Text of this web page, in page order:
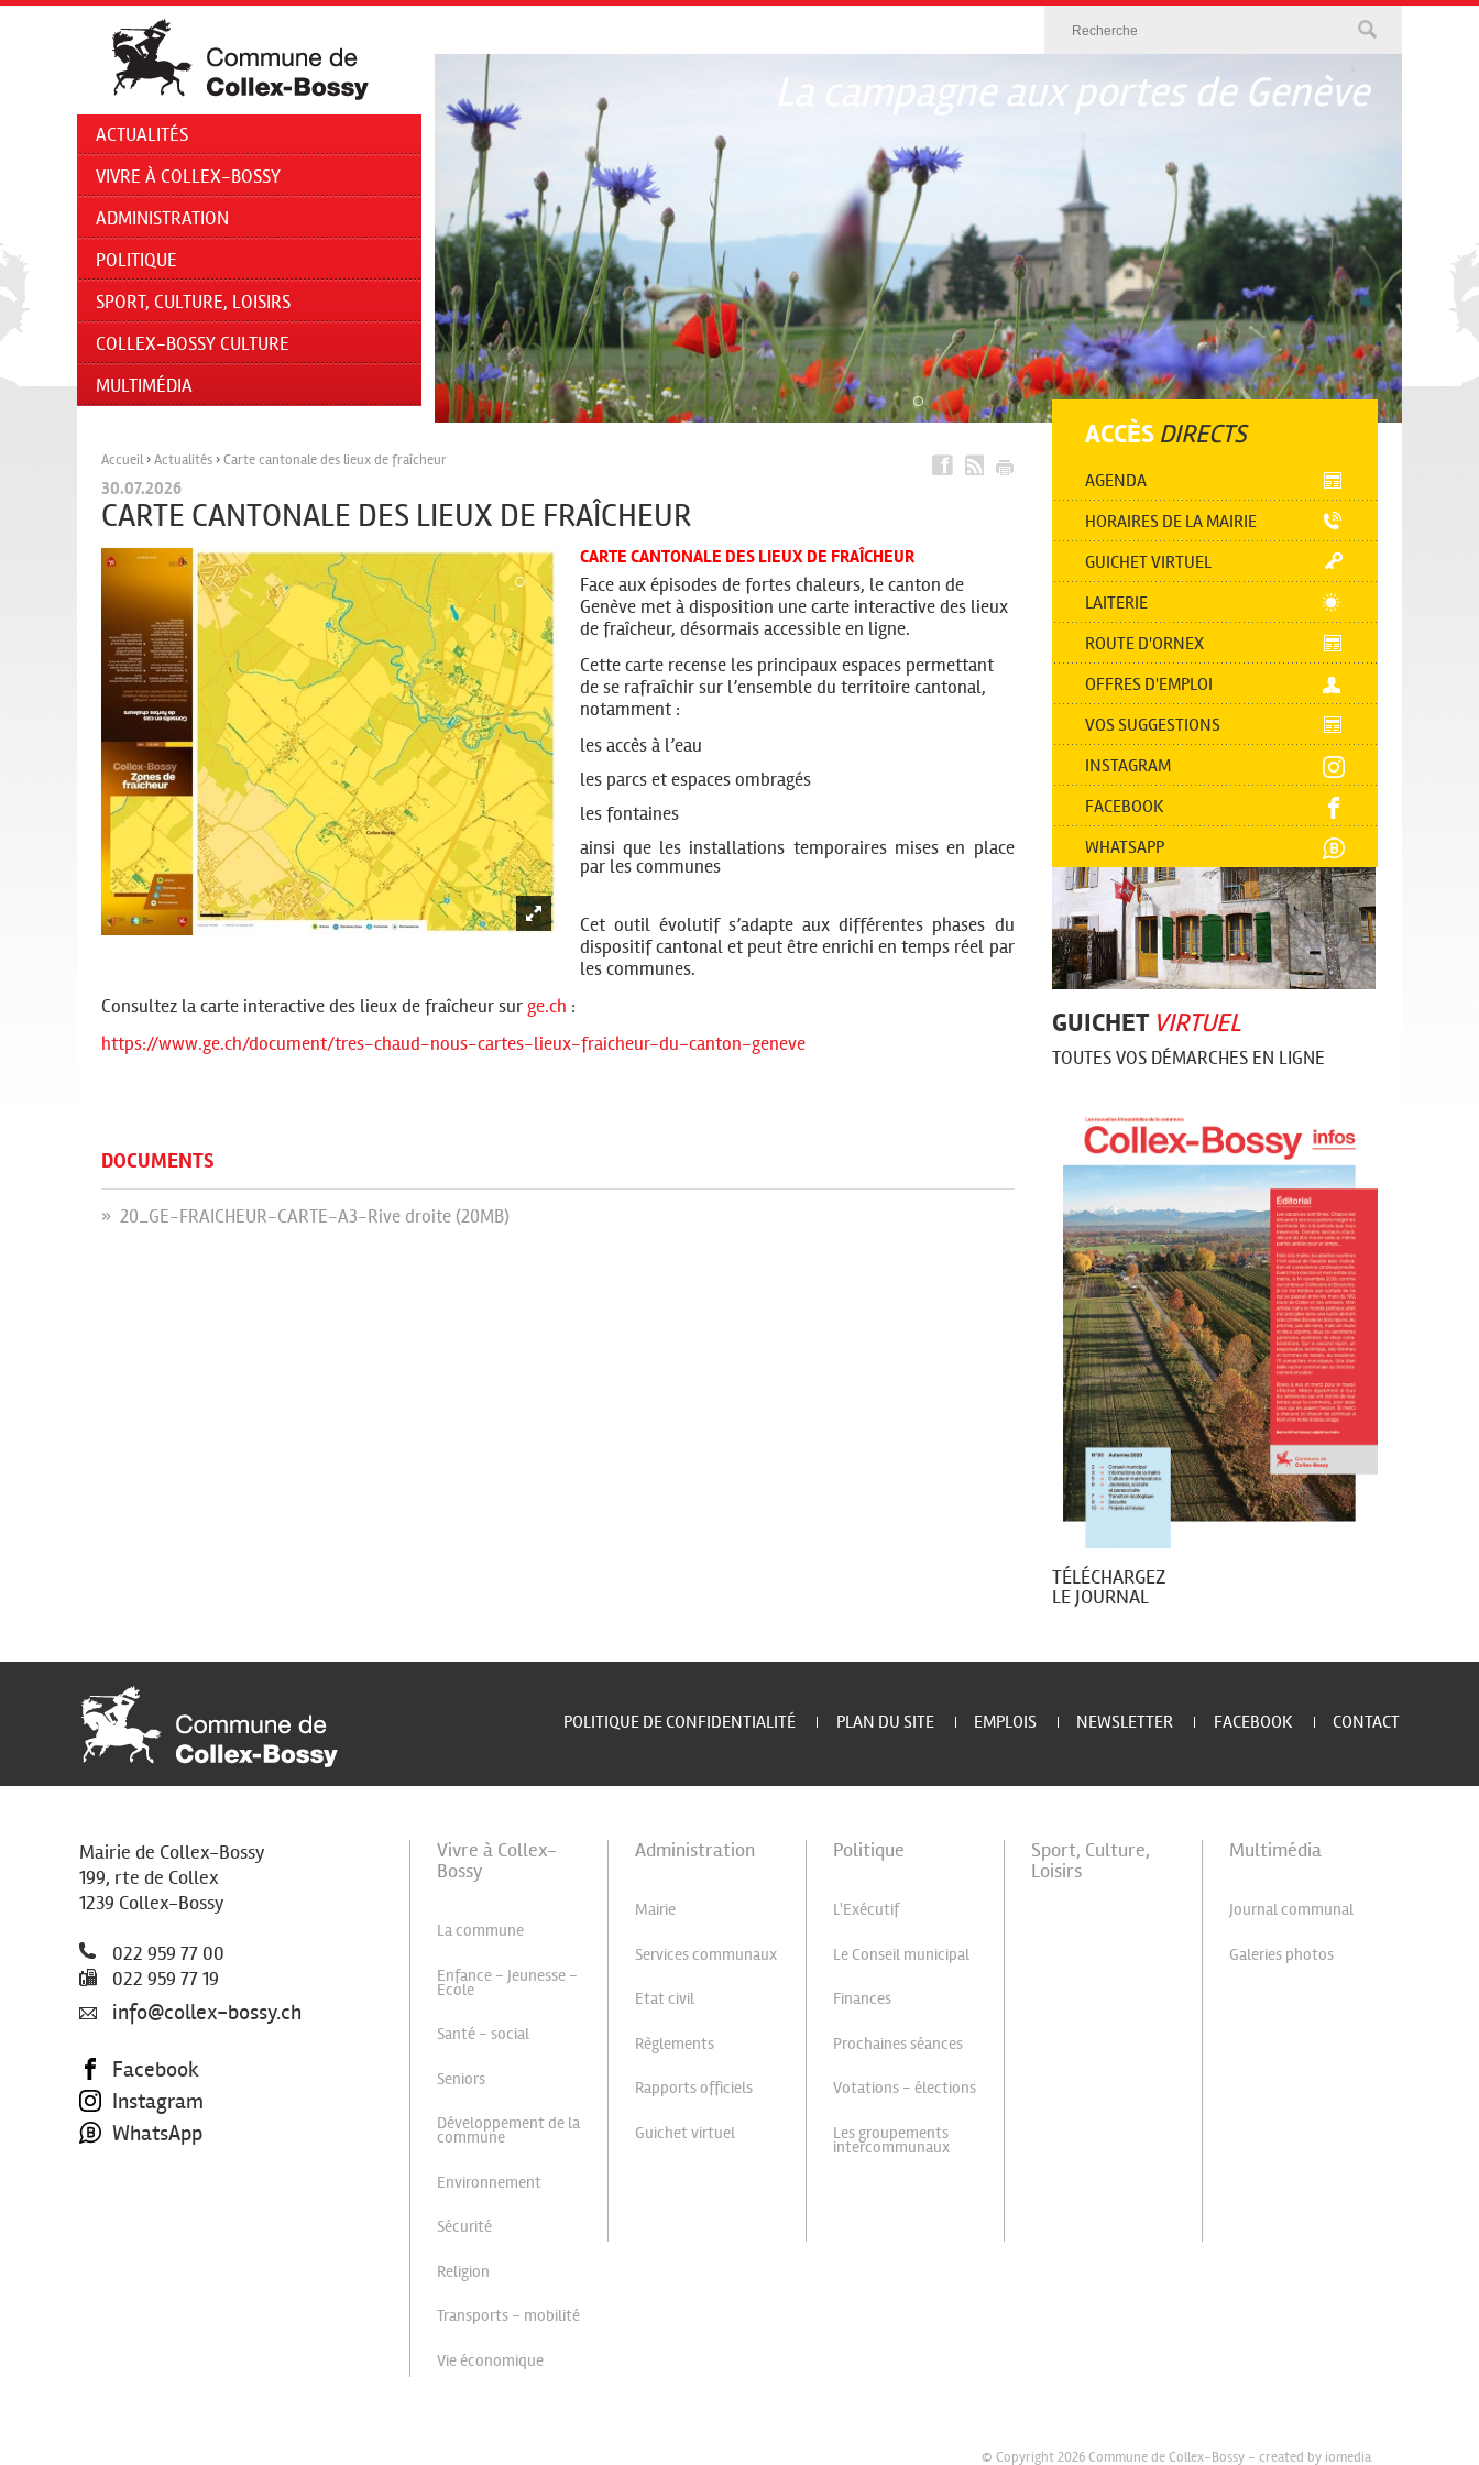
ACTUALITÉS
VIVRE À COLLEX-BOSSY
ADMINISTRATION
POLITIQUE
SPORT, CULTURE, LOISIRS
COLLEX-BOSSY CULTURE
MULTIMÉDIA
La campagne aux portes de Genève
Accueil ›Actualités ›Carte cantonale des lieux de fraîcheur
30.07.2026
CARTE CANTONALE DES LIEUX DE FRAÎCHEUR
CARTE CANTONALE DES LIEUX DE FRAÎCHEUR
Face aux épisodes de fortes chaleurs, le canton de
Genève met à disposition une carte interactive des lieux
de fraîcheur, désormais accessible en ligne.
Cette carte recense les principaux espaces permettant
de se rafraîchir sur l’ensemble du territoire cantonal,
notamment :
les accès à l’eau
les parcs et espaces ombragés
les fontaines
ainsi que les installations temporaires mises en place
par les communes
Cet outil évolutif s’adapte aux différentes phases du
dispositif cantonal et peut être enrichi en temps réel par
les communes.
Consultez la carte interactive des lieux de fraîcheur surge.ch :
https://www.ge.ch/document/tres-chaud-nous-cartes-lieux-fraicheur-du-canton-geneve
DOCUMENTS
» 20_GE-FRAICHEUR-CARTE-A3-Rive droite (20MB)
ACCÈS DIRECTS
AGENDA
HORAIRES DE LA MAIRIE
GUICHET VIRTUEL
LAITERIE
ROUTE D'ORNEX
OFFRES D'EMPLOI
VOS SUGGESTIONS
INSTAGRAM
FACEBOOK
WHATSAPP
GUICHET VIRTUEL
TOUTES VOS DÉMARCHES EN LIGNE
TÉLÉCHARGEZ
LE JOURNAL
POLITIQUE DE CONFIDENTIALITÉ PLAN DU SITE EMPLOIS NEWSLETTER FACEBOOK CONTACT
Mairie de Collex-Bossy
199, rte de Collex
1239 Collex-Bossy
022 959 77 00
022 959 77 19
info@collex-bossy.ch
Facebook
Instagram
WhatsApp
Vivre à Collex-
Bossy
La commune
Enfance - Jeunesse -
Ecole
Santé - social
Seniors
Développement de la
commune
Environnement
Sécurité
Religion
Transports - mobilité
Vie économique
Administration
Mairie
Services communaux
Etat civil
Règlements
Rapports officiels
Guichet virtuel
Politique
L'Exécutif
Le Conseil municipal
Finances
Prochaines séances
Votations - élections
Les groupements
intercommunaux
Sport, Culture,
Loisirs
Multimédia
Journal communal
Galeries photos
© Copyright 2026 Commune de Collex-Bossy -created by iomedia